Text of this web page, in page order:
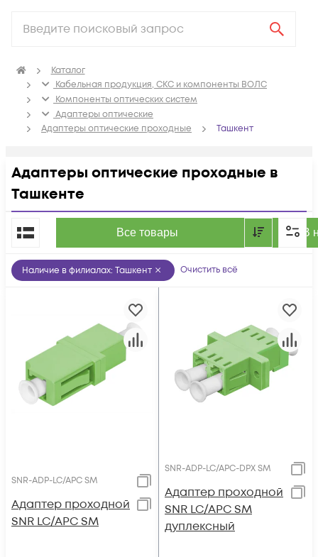
Каталог
Кабельная продукция, СКС и компоненты ВОЛС
Компоненты оптических систем
Адаптеры оптические
Адаптеры оптические проходные
Ташкент
Адаптеры оптические проходные в
Ташкенте
Все товары В
По популярности
Наличие в филиалах: Ташкент Очистить всё
SNR-ADP-LC/APC SM
Адаптер проходной
SNR LC/APC SM
SNR-ADP-LC/APC-DPX SM
Адаптер проходной
SNR LC/APC SM
дуплексный